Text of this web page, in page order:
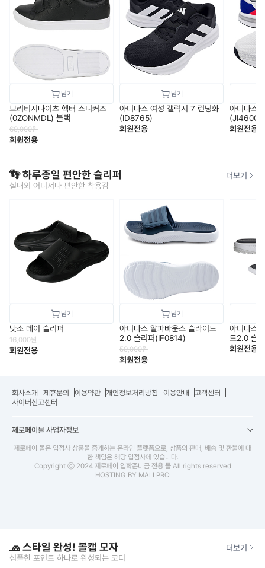
브리티시나이츠 헥터 스니커즈
(0ZONMDL) 블랙
69,000원
회원전용
아디다스 여성 갤럭시 7 런닝화
(ID8765)
회원전용
아디다스
(JI4600)
회원전용
👣 하루종일 편안한 슬리퍼
실내외 어디서나 편안한 착용감
더보기
낫소 데이 슬리퍼
16,000원
회원전용
아디다스 알파바운스 슬라이드
2.0 슬리퍼(IF0814)
59,000원
회원전용
아디다스
드2.0 슬
회원전용
회사소개 제휴문의 이용약관 개인정보처리방침 이용안내
고객센터
사이버신고센터
제로페이몰 사업자정보
제로페이 몰은 입점사 상품을 중개하는 온라인 플랫폼으로, 상품의 판매, 배송 및 환불에 대
한 책임은 해당 입점사에 있습니다.
Copyright ⓒ 2024 제로페이 입학준비금 전용 몰 All rights reserved
HOSTING BY MALLPRO
🧢 스타일 완성! 볼캡 모자
심플한 포인트 하나로 완성되는 코디
더보기